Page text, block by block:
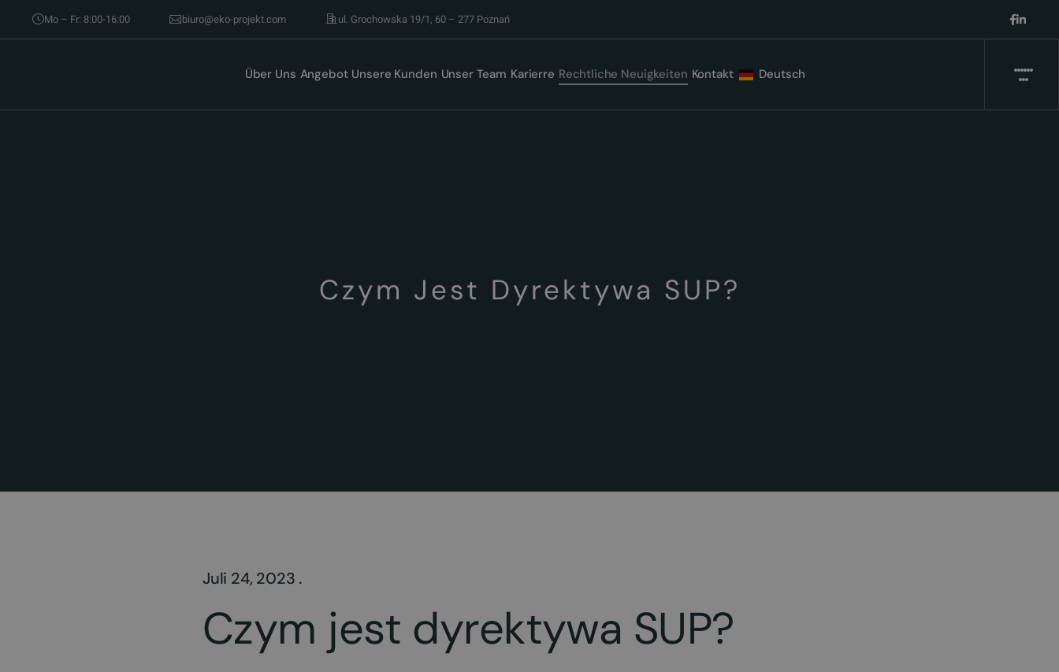
Mo – Fr: 8:00-16:00 biuro@eko-projekt.com ul. Grochowska 19/1, 60 – 277 Poznań
Über Uns Angebot Unsere Kunden Unser Team Karierre Rechtliche Neuigkeiten Kontakt Deutsch
Czym Jest Dyrektywa SUP?
Juli 24, 2023 .
Czym jest dyrektywa SUP?